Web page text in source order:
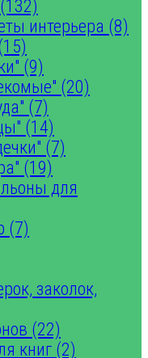
интерьера (8)
(9)
(20)
(7)
(14)
(7)
(19)
для
(7)
заколок,
(22)
книг (2)